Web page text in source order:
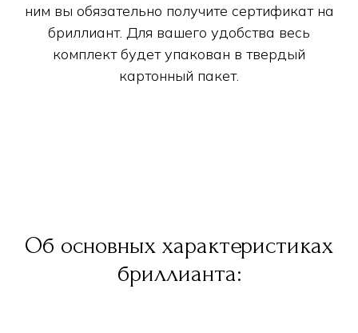
ним вы обязательно получите сертификат на
бриллиант. Для вашего удобства весь
комплект будет упакован в твердый
картонный пакет.
Об основных характеристиках
бриллианта: